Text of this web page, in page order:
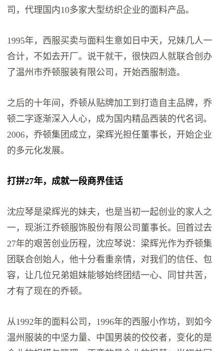
司，代理国内10多家大型纺织企业的面料产品。
1995年，西服买卖与面料生意如日中天，兄妹几人一
合计，不如去开厂。说干就干，很快四人就联合创办
了温州市乔顿服装有限公司，开始西服制造。
之后的十年间，乔顿从贴牌加工到打造自主品牌，乔
顿二字逐渐深入人心，成为国内精品西装的代名词。
2006，乔顿集团成立，梁辉光担任董事长，开始企业
的多元化发展。
打拼27年，成就一段商界佳话
沈应琴是梁辉光的妹夫，也是当初一起创业的家人之
一，现浙江乔顿服饰股份有限公司董事长。回首过去
27年的艰苦创业历程，沈应琴说：梁辉光作为乔顿集
团联合创始人，他十分看重亲情，对我们的信任、包
容，让几位兄弟姐妹能够始终团结一心、同甘共苦，
才有了现在的乔顿。
从1992年的面料公司，1996年的西服小作坊，到如今
温州服装的中坚力量、中国男装的佼佼者，变化的是